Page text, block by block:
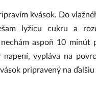
kvások. Do
lyžicu cukru a
aspoň 10 minút
napení, vypláva na
pripravený na